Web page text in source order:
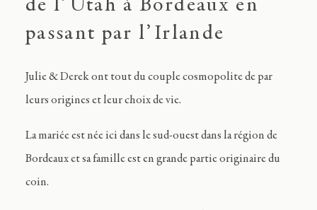
de l’Utah à Bordeaux en
passant par l’Irlande
Julie & Derek ont tout du couple cosmopolite de par
leurs origines et leur choix de vie.
La mariée est née ici dans le sud-ouest dans la région de
Bordeaux et sa famille est en grande partie originaire du
coin.